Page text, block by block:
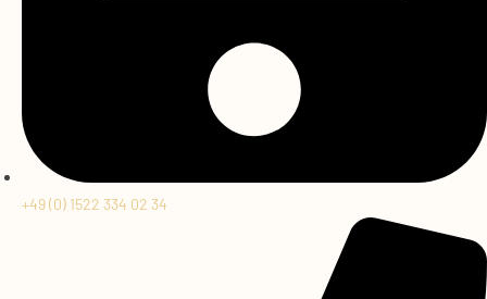
+49 (0) 1522 334 02 34